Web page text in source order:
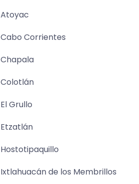
Atoyac
Cabo Corrientes
Chapala
Colotlán
El Grullo
Etzatlán
Hostotipaquillo
Ixtlahuacán de los Membrillos